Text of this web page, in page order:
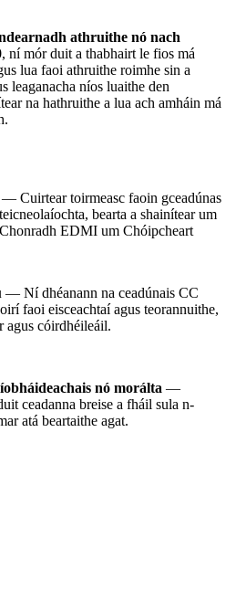
athruithe nó nach
mór duit a thabhairt le fios má
lua faoi athruithe roimhe sin a
leaganacha níos luaithe den
na hathruithe a lua ach amháin má
— Cuirtear toirmeasc faoin gceadúnas
bearta a shainítear um
EDMI um Chóipcheart
— Ní dhéanann na ceadúnais CC
faoi eisceachtaí agus teorannuithe,
agus cóirdhéileáil.
nó morálta —
ceadanna breise a fháil sula n-
atá beartaithe agat.